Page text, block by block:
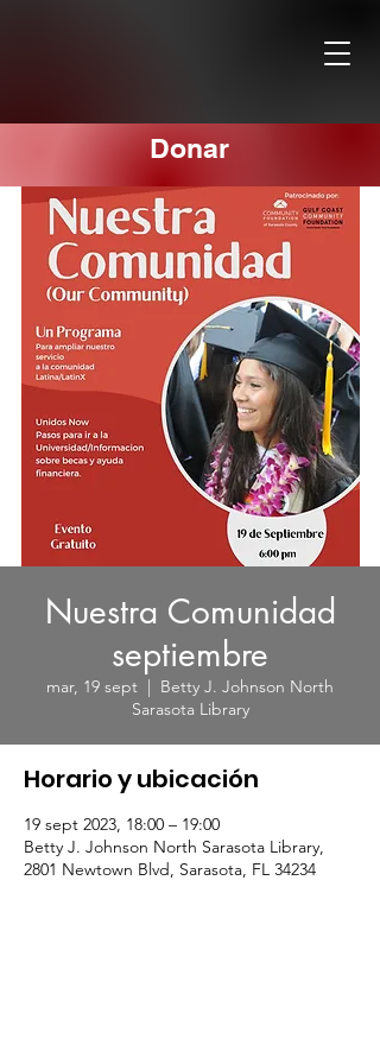
Donar
Nuestra Comunidad
septiembre
mar, 19 sept
  |
Betty J. Johnson North
Sarasota Library
Horario y ubicación
19 sept 2023, 18:00 – 19:00
Betty J. Johnson North Sarasota Library,
2801 Newtown Blvd, Sarasota, FL 34234